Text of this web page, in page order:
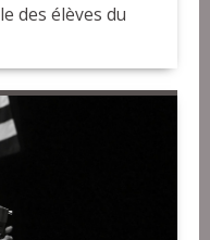
des élèves du